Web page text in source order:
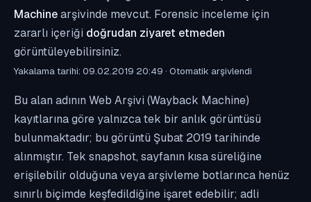
Machinearşivinde mevcut. Forensic inceleme için
zararlı içeriği doğrudan ziyaret etmeden
görüntüleyebilirsiniz.
Yakalama tarihi: 09.02.2019 20:49 · Otomatik arşivlendi
Bu alan adının Web Arşivi (Wayback Machine)
kayıtlarına göre yalnızca tek bir anlık görüntüsü
bulunmaktadır; bu görüntü Şubat 2019 tarihinde
alınmıştır. Tek snapshot, sayfanın kısa süreliğine
erişilebilir olduğuna veya arşivleme botlarınca henüz
sınırlı biçimde keşfedildiğine işaret edebilir; adli